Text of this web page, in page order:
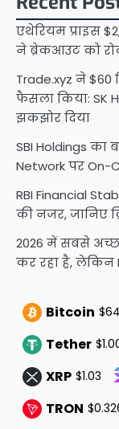
एथेरियम प्राइस
ने ब्रेकआउट को
Trade.xyz ने
फैसला किया: SK
झकझोर दिया
SBI Holdings
Network पर On-
RBI Financial
की नजर, जानिए
2026 में सबसे अच्छा
कर रहा है, लेकिन
Bitcoin
Tether
XRP $1.03
TRON